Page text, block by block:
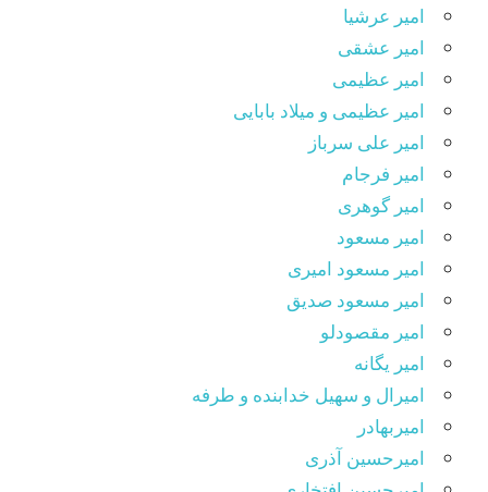
امیر عرشیا
امیر عشقی
امیر عظیمی
امیر عظیمی و میلاد بابایی
امیر علی سرباز
امیر فرجام
امیر گوهری
امیر مسعود
امیر مسعود امیری
امیر مسعود صدیق
امیر مقصودلو
امیر یگانه
امیرال و سهیل خدابنده و طرفه
امیربهادر
امیرحسین آذری